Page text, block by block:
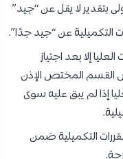
بتقدير لا يقل عن “جيد”
التكميلية عن “جيد جدًا”.
إلا بعد اجتياز
القسم المختص الإذن
إذا لم يبق عليه سوى
التكميلية ضمن